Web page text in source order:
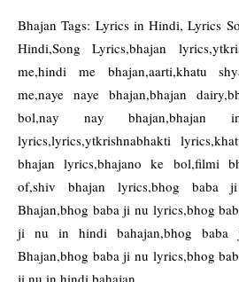
Bhajan Tags: Lyrics in Hindi, Lyrics
Hindi,Song Lyrics,bhajan
me,hindi me bhajan,aarti,khatu
me,naye naye bhajan,bhajan
bol,nay nay bhajan,bhajan
lyrics,lyrics,ytkrishnabhakti
bhajan lyrics,bhajano ke bol,filmi
of,shiv bhajan lyrics,bhog baba
Bhajan,bhog baba ji nu lyrics,bhog
ji nu in hindi bahajan,bhog baba
Bhajan,bhog baba ji nu lyrics,bhog
ji nu in hindi bahajan.